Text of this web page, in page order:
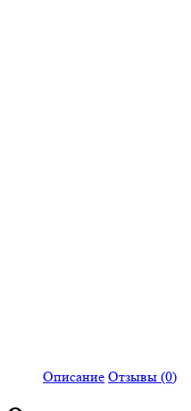
Описание Отзывы (0)